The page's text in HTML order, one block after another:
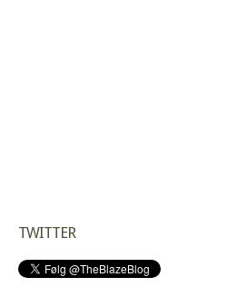
TWITTER